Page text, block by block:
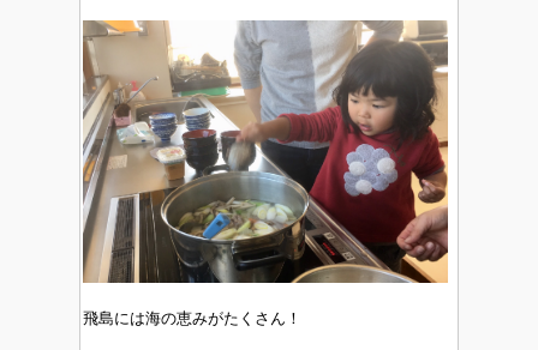
飛島には海の恵みがたくさん！